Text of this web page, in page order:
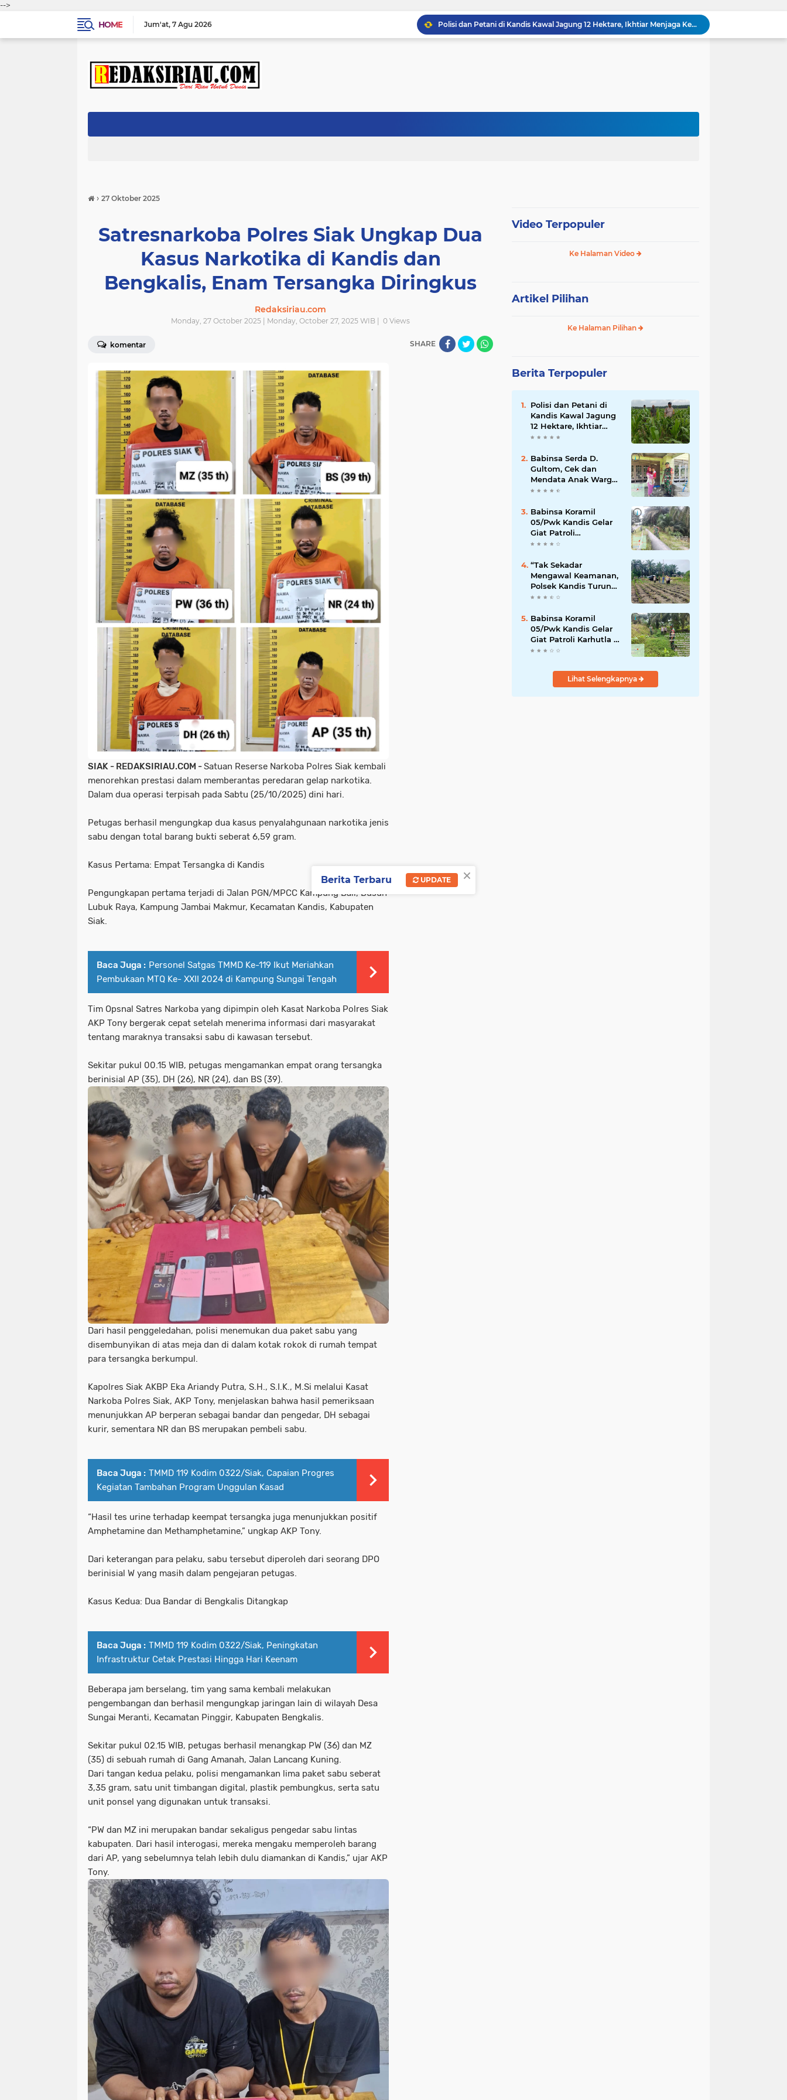
-->
HOME
Jum'at 7 Agu 2026
“Tak Sekadar Mengawal Keamanan, Polsek Kandis Turun ke Lahan Jagung Kawal Ketahanan Pangan
Babinsa Sertu Suriyadi Mengecek dan Mendata Anak Warga Yang Stunting di Wilayah Binaannya
Babinsa Kelurahan Kandis Kota Berpatroli Karhutla Bersama Warga Tempatan
› 27 Oktober 2025
Satresnarkoba Polres Siak Ungkap Dua
Kasus Narkotika di Kandis dan
Bengkalis, Enam Tersangka Diringkus
Redaksiriau.com
Monday, 27 October 2025 | Monday, October 27, 2025 WIB | 0 Views
komentar SHARE
SIAK - REDAKSIRIAU.COM -Satuan Reserse Narkoba Polres Siak kembali
menorehkan prestasi dalam memberantas peredaran gelap narkotika.
Dalam dua operasi terpisah pada Sabtu (25/10/2025) dini hari.
Petugas berhasil mengungkap dua kasus penyalahgunaan narkotika jenis
sabu dengan total barang bukti seberat 6,59 gram.
Kasus Pertama: Empat Tersangka di Kandis
Pengungkapan pertama terjadi di Jalan PGN/MPCC Kampung Bali, Dusun
Lubuk Raya, Kampung Jambai Makmur, Kecamatan Kandis, Kabupaten
Siak.
Baca Juga : Personel Satgas TMMD Ke-119 Ikut Meriahkan
Pembukaan MTQ Ke- XXII 2024 di Kampung Sungai Tengah
Tim Opsnal Satres Narkoba yang dipimpin oleh Kasat Narkoba Polres Siak
AKP Tony bergerak cepat setelah menerima informasi dari masyarakat
tentang maraknya transaksi sabu di kawasan tersebut.
Sekitar pukul 00.15 WIB, petugas mengamankan empat orang tersangka
berinisial AP (35), DH (26), NR (24), dan BS (39).
Dari hasil penggeledahan, polisi menemukan dua paket sabu yang
disembunyikan di atas meja dan di dalam kotak rokok di rumah tempat
para tersangka berkumpul.
Kapolres Siak AKBP Eka Ariandy Putra, S.H., S.I.K., M.Si melalui Kasat
Narkoba Polres Siak, AKP Tony, menjelaskan bahwa hasil pemeriksaan
menunjukkan AP berperan sebagai bandar dan pengedar, DH sebagai
kurir, sementara NR dan BS merupakan pembeli sabu.
Baca Juga : TMMD 119 Kodim 0322/Siak, Capaian Progres
Kegiatan Tambahan Program Unggulan Kasad
“Hasil tes urine terhadap keempat tersangka juga menunjukkan positif
Amphetamine dan Methamphetamine,” ungkap AKP Tony.
Dari keterangan para pelaku, sabu tersebut diperoleh dari seorang DPO
berinisial W yang masih dalam pengejaran petugas.
Kasus Kedua: Dua Bandar di Bengkalis Ditangkap
Baca Juga : TMMD 119 Kodim 0322/Siak, Peningkatan
Infrastruktur Cetak Prestasi Hingga Hari Keenam
Beberapa jam berselang, tim yang sama kembali melakukan
pengembangan dan berhasil mengungkap jaringan lain di wilayah Desa
Sungai Meranti, Kecamatan Pinggir, Kabupaten Bengkalis.
Sekitar pukul 02.15 WIB, petugas berhasil menangkap PW (36) dan MZ
(35) di sebuah rumah di Gang Amanah, Jalan Lancang Kuning.
Dari tangan kedua pelaku, polisi mengamankan lima paket sabu seberat
3,35 gram, satu unit timbangan digital, plastik pembungkus, serta satu
unit ponsel yang digunakan untuk transaksi.
“PW dan MZ ini merupakan bandar sekaligus pengedar sabu lintas
kabupaten. Dari hasil interogasi, mereka mengaku memperoleh barang
dari AP, yang sebelumnya telah lebih dulu diamankan di Kandis,” ujar AKP
Tony.
Video Terpopuler
Ke Halaman Video
Artikel Pilihan
Ke Halaman Pilihan
Berita Terpopuler
Polisi dan Petani di
Kandis Kawal Jagung
12 Hektare, Ikhtiar
Menjaga Ketahanan
Babinsa Serda D.
Gultom, Cek dan
Mendata Anak Warga
Yang Stunting
Babinsa Koramil
05/Pwk Kandis Gelar
Giat Patroli
Pengamanan Line
Kandis Kandis
“Tak Sekadar
Mengawal Keamanan,
Polsek Kandis Turun
ke Lahan Jagung
Pangan
Babinsa Koramil
05/Pwk Kandis Gelar
Giat Patroli Karhutla di
Wilayah Kelurahan
Lihat Selengkapnya
×
Berita Terbaru UPDATE